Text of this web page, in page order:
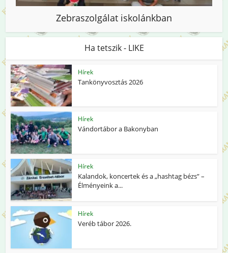
Zebraszolgálat iskolánkban
Ha tetszik - LIKE
Hírek
Tankönyvosztás 2026
Hírek
Vándortábor a Bakonyban
Hírek
Kalandok, koncertek és a „hashtag bézs” –
Élményeink a...
Hírek
Veréb tábor 2026.